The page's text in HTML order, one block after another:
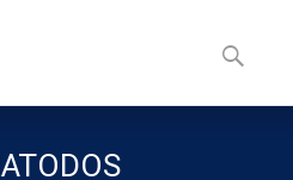
to
content
por: